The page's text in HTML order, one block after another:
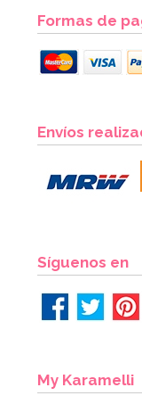
Formas de
Envíos
Síguenos en
My Karamelli